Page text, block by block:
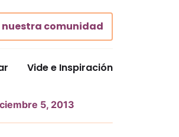
nuestra comunidad
Vide e Inspiración
5, 2013